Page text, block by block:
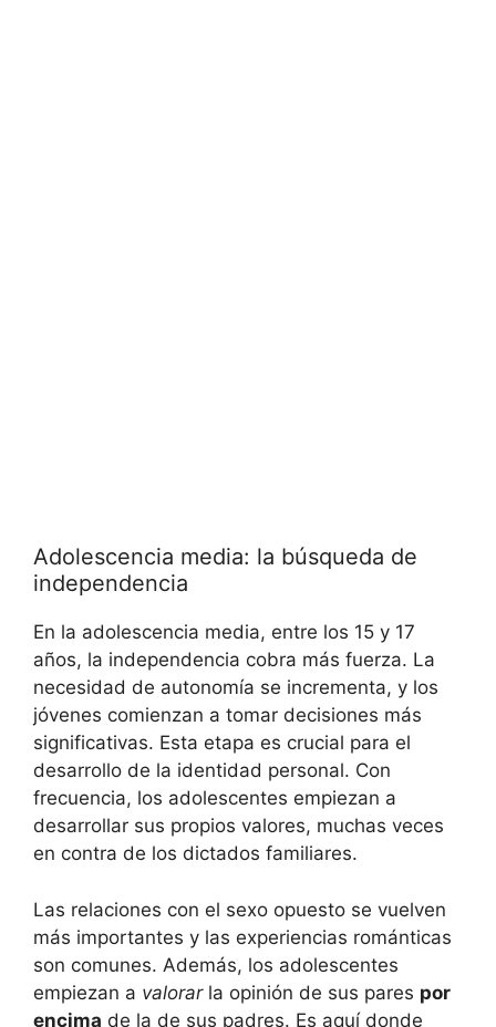
Adolescencia media: la búsqueda de
independencia
En la adolescencia media, entre los 15 y 17
años, la independencia cobra más fuerza. La
necesidad de autonomía se incrementa, y los
jóvenes comienzan a tomar decisiones más
significativas. Esta etapa es crucial para el
desarrollo de la identidad personal. Con
frecuencia, los adolescentes empiezan a
desarrollar sus propios valores, muchas veces
en contra de los dictados familiares.
Las relaciones con el sexo opuesto se vuelven
más importantes y las experiencias románticas
son comunes. Además, los adolescentes
empiezan a valorarla opinión de sus pares por
encima de la de sus padres. Es aquí donde